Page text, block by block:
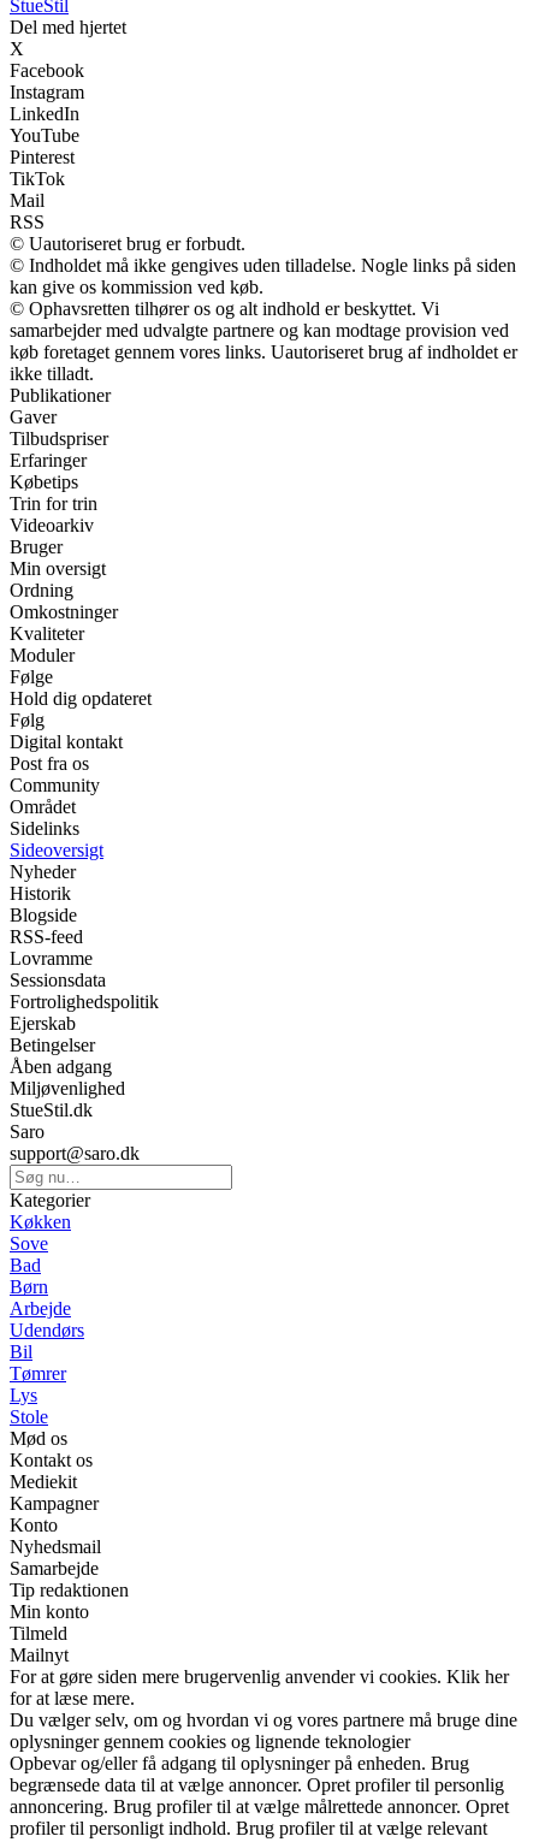
StueStil
Del med hjertet
X
Facebook
Instagram
LinkedIn
YouTube
Pinterest
TikTok
Mail
RSS
© Uautoriseret brug er forbudt.
© Indholdet må ikke gengives uden tilladelse. Nogle links på siden
kan give os kommission ved køb.
© Ophavsretten tilhører os og alt indhold er beskyttet. Vi
samarbejder med udvalgte partnere og kan modtage provision ved
køb foretaget gennem vores links. Uautoriseret brug af indholdet er
ikke tilladt.
Publikationer
Gaver
Tilbudspriser
Erfaringer
Købetips
Trin for trin
Videoarkiv
Bruger
Min oversigt
Ordning
Omkostninger
Kvaliteter
Moduler
Følge
Hold dig opdateret
Følg
Digital kontakt
Post fra os
Community
Området
Sidelinks
Sideoversigt
Nyheder
Historik
Blogside
RSS-feed
Lovramme
Sessionsdata
Fortrolighedspolitik
Ejerskab
Betingelser
Åben adgang
Miljøvenlighed
StueStil.dk
Saro
support@saro.dk
Kategorier
Køkken
Sove
Bad
Børn
Arbejde
Udendørs
Bil
Tømrer
Lys
Stole
Mød os
Kontakt os
Mediekit
Kampagner
Konto
Nyhedsmail
Samarbejde
Tip redaktionen
Min konto
Tilmeld
Mailnyt
For at gøre siden mere brugervenlig anvender vi cookies. Klik her
for at læse mere.
Du vælger selv, om og hvordan vi og vores partnere må bruge dine
oplysninger gennem cookies og lignende teknologier
Opbevar og/eller få adgang til oplysninger på enheden. Brug
begrænsede data til at vælge annoncer. Opret profiler til personlig
annoncering. Brug profiler til at vælge målrettede annoncer. Opret
profiler til personligt indhold. Brug profiler til at vælge relevant